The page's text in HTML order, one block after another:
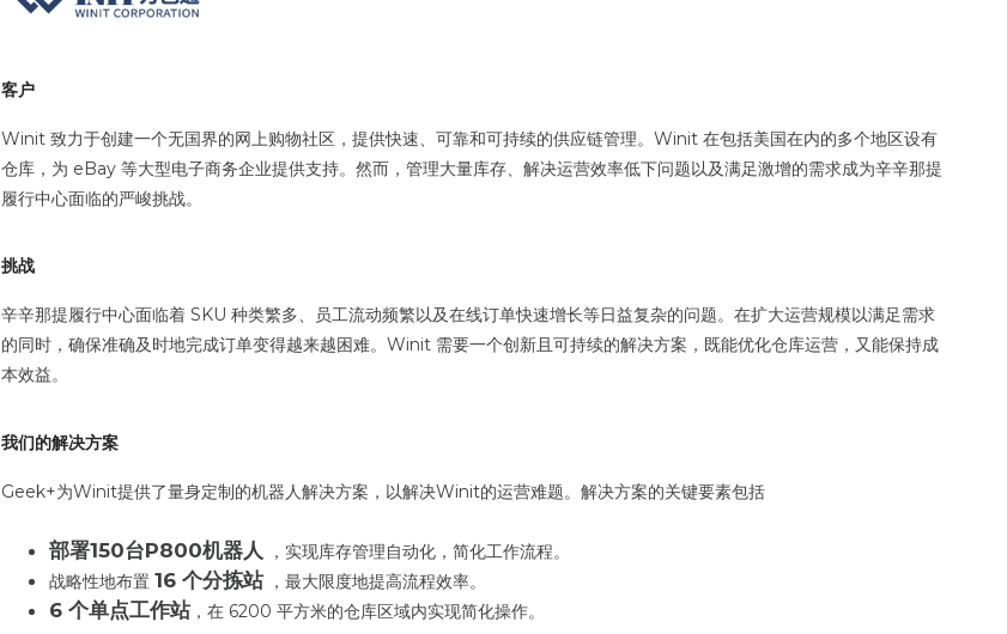
客户
Winit 致力于创建一个无国界的网上购物社区，提供快速、可靠和可持续的供应链管理。Winit 在包括美国在内的多个地区设有
仓库，为 eBay 等大型电子商务企业提供支持。然而，管理大量库存、解决运营效率低下问题以及满足激增的需求成为辛辛那提
履行中心面临的严峻挑战。
挑战
辛辛那提履行中心面临着 SKU 种类繁多、员工流动频繁以及在线订单快速增长等日益复杂的问题。在扩大运营规模以满足需求
的同时，确保准确及时地完成订单变得越来越困难。Winit 需要一个创新且可持续的解决方案，既能优化仓库运营，又能保持成
本效益。
我们的解决方案
Geek+为Winit提供了量身定制的机器人解决方案，以解决Winit的运营难题。解决方案的关键要素包括
部署150台P800机器人
，实现库存管理自动化，简化工作流程。
战略性地布置 16 个分拣站，最大限度地提高流程效率。
6 个单点工作站，在 6200 平方米的仓库区域内实现简化操作。